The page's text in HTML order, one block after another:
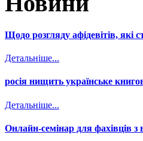
Щодо розгляду афідевітів, які
Детальніше...
росія нищить українське
Детальніше...
Онлайн-семінар для фахівців